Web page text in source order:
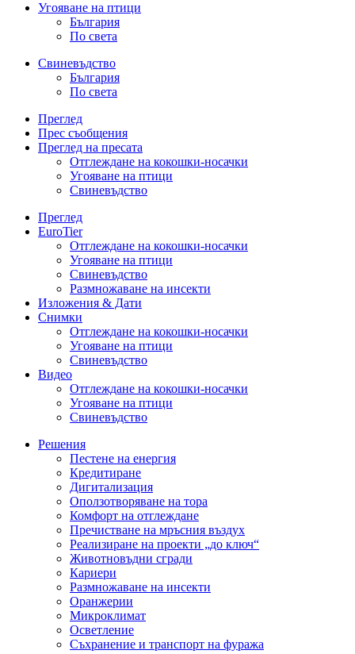
Угояване на птици
България
По света
Свиневъдство
България
По света
Преглед
Прес съобщения
Преглед на пресата
Отглеждане на кокошки-носачки
Угояване на птици
Свиневъдство
Преглед
EuroTier
Отглеждане на кокошки-носачки
Угояване на птици
Свиневъдство
Размножаване на инсекти
Изложения & Дати
Снимки
Отглеждане на кокошки-носачки
Угояване на птици
Свиневъдство
Видео
Отглеждане на кокошки-носачки
Угояване на птици
Свиневъдство
Решения
Пестене на енергия
Кредитиране
Дигитализация
Оползотворяване на тора
Комфорт на отглеждане
Пречистване на мръсния въздух
Реализиране на проекти „до ключ“
Животновъдни сгради
Кариери
Размножаване на инсекти
Оранжерии
Микроклимат
Осветление
Съхранение и транспорт на фуража